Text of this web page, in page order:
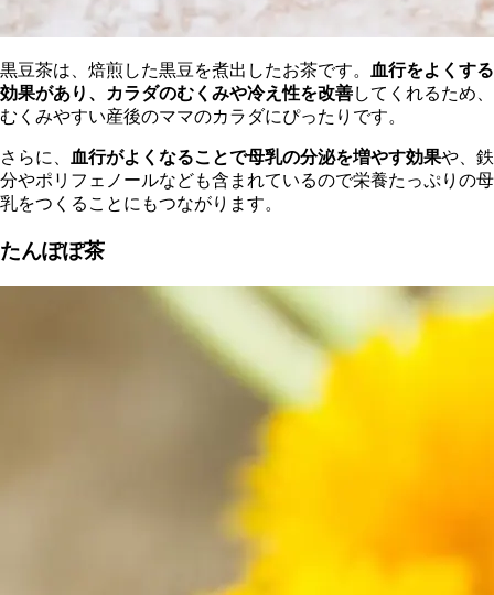
黒豆茶は、焙煎した黒豆を煮出したお茶です。
血行をよくする
効果があり、カラダのむくみや冷え性を改善してくれるため、
むくみやすい産後のママのカラダにぴったりです。
さらに、 血行がよくなることで母乳の分泌を増やす効果や、鉄
分やポリフェノールなども含まれているので栄養たっぷりの母
乳をつくることにもつながります。
たんぽぽ茶